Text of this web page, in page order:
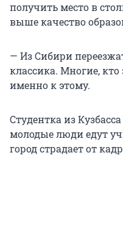
получить место в
выше качество
— Из Сибири
классика. Многие, кто
именно к этому.
Студентка из
молодые люди едут
город страдает от